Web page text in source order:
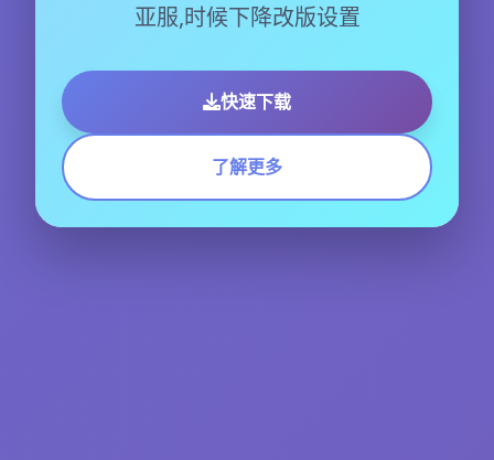
亚服,时候下降改版设置
快速下载
了解更多